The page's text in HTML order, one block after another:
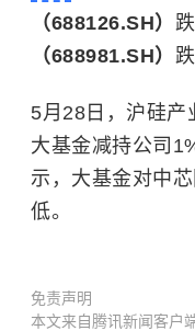
（688126.SH）
（688981.SH）
5月28日，沪硅产
大基金减持公司
示，大基金对中
低。
免责声明
本文来自腾讯新闻客户